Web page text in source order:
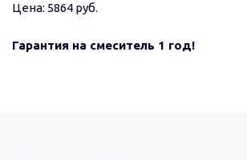
Цена: 5864 руб.
Гарантия на смеситель 1 год!